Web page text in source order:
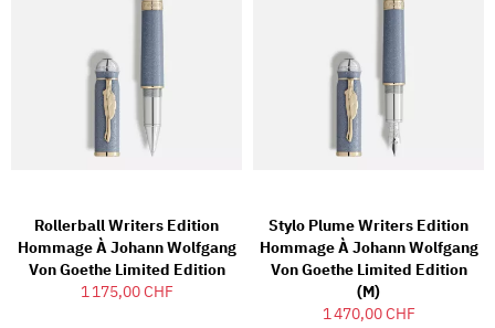
Rollerball Writers Edition
Hommage À Johann Wolfgang
Von Goethe Limited Edition
1 175,00 CHF
Stylo Plume Writers Edition
Hommage À Johann Wolfgang
Von Goethe Limited Edition
(M)
1 470,00 CHF